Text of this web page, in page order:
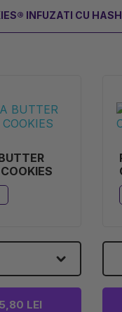
INFUZATI CU HASH
LEI